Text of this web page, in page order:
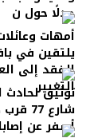
جدلًا حول ن
أمهات
يلتقين في
الفقد إلى
التغيير
توثيق
شارع
أسفر عن